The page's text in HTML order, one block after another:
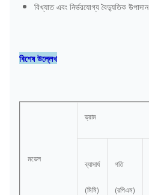
বিখ্যাত এবং নির্ভরযোগ্য বৈদ্যুতিক উপাদান
বিশেষ উল্লেখ
মডেল
ড্রাম
ব্যাসার্ধ
(মিমি)
গতি
(রপিএম)